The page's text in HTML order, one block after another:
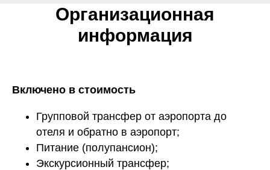
Организационная
информация
Включено в стоимость
Групповой трансфер от аэропорта до
отеля и обратно в аэропорт;
Питание (полупансион);
Экскурсионный трансфер;